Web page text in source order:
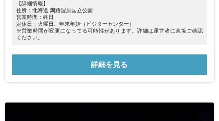
【詳細情報】
住所：北海道 釧路湿原国立公園
営業時間：終日
定休日：火曜日、年末年始（ビジターセンター）
※営業時間が変更になってる可能性があります。詳細は運営者に直接ご確認
ください。
詳細を見る